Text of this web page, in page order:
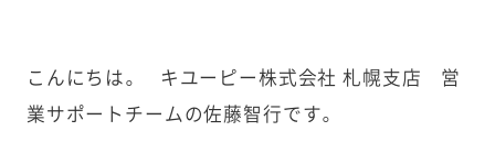
こんにちは。 キユーピー株式会社 札幌支店 営
業サポートチームの佐藤智行です。